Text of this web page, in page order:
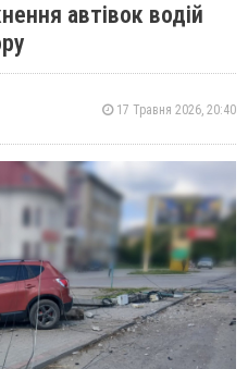
автівок водій
17 Травня 2026, 20:40